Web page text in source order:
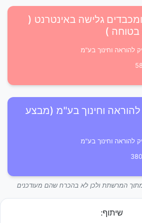
גלישה באינטרנט (
בטוחה )
להוראה וחינוך בע"מ
וחינוך בע"מ (מבצע
להוראה וחינוך בע"מ
מתוך המרשתת ולכן לא בהכרח שהם מעודכנים
שיתוף: